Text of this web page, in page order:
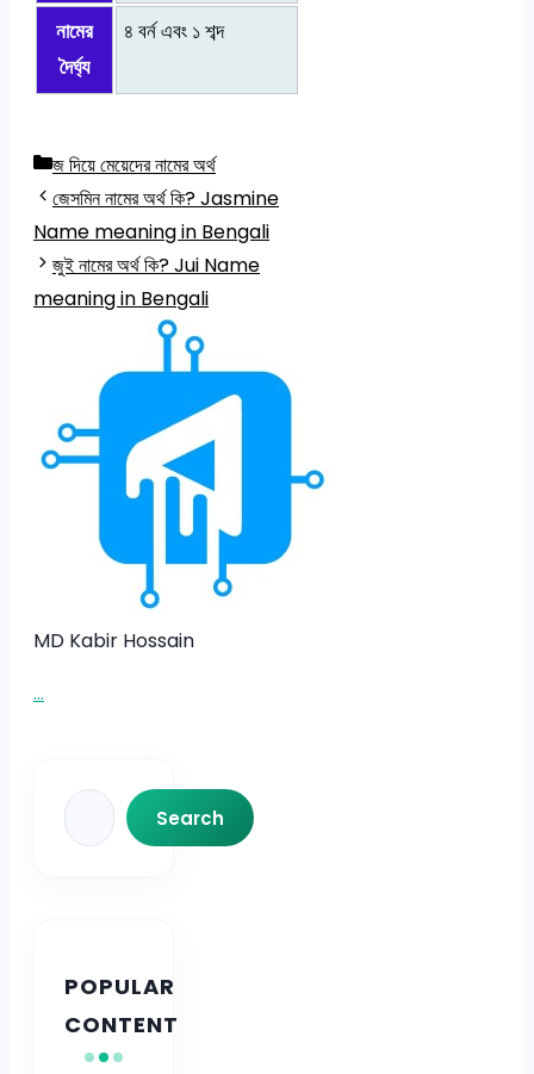
নামের
দৈর্ঘ্য
৪ বর্ন এবং ১ শব্দ
Categories
জ দিয়ে মেয়েদের নামের অর্থ
জেসমিন নামের অর্থ কি? Jasmine
Name meaning in Bengali
জুই নামের অর্থ কি? Jui Name
meaning in Bengali
MD Kabir Hossain
...
Search
Search
POPULAR
CONTENT